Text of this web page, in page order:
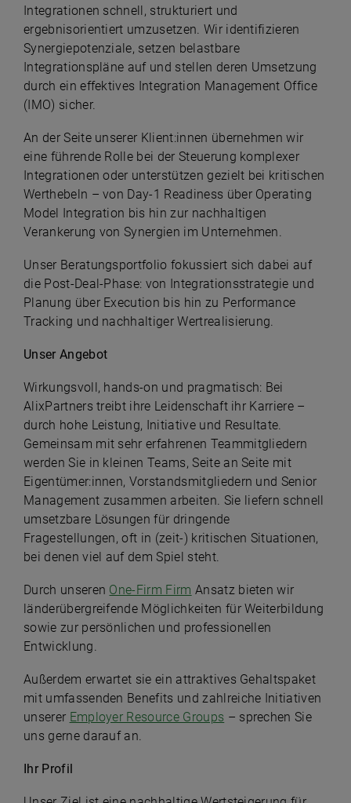
Integrationen schnell, strukturiert und
ergebnisorientiert umzusetzen. Wir identifizieren
Synergiepotenziale, setzen belastbare
Integrationspläne auf und stellen deren Umsetzung
durch ein effektives Integration Management Office
(IMO) sicher.
An der Seite unserer Klient:innen übernehmen wir
eine führende Rolle bei der Steuerung komplexer
Integrationen oder unterstützen gezielt bei kritischen
Werthebeln – von Day-1 Readiness über Operating
Model Integration bis hin zur nachhaltigen
Verankerung von Synergien im Unternehmen.
Unser Beratungsportfolio fokussiert sich dabei auf
die Post-Deal-Phase: von Integrationsstrategie und
Planung über Execution bis hin zu Performance
Tracking und nachhaltiger Wertrealisierung.
Unser Angebot
Wirkungsvoll, hands-on und pragmatisch: Bei
AlixPartners treibt ihre Leidenschaft ihr Karriere –
durch hohe Leistung, Initiative und Resultate.
Gemeinsam mit sehr erfahrenen Teammitgliedern
werden Sie in kleinen Teams, Seite an Seite mit
Eigentümer:innen, Vorstandsmitgliedern und Senior
Management zusammen arbeiten. Sie liefern schnell
umsetzbare Lösungen für dringende
Fragestellungen, oft in (zeit-) kritischen Situationen,
bei denen viel auf dem Spiel steht.
Durch unseren One-Firm Firm Ansatz bieten wir
länderübergreifende Möglichkeiten für Weiterbildung
sowie zur persönlichen und professionellen
Entwicklung.
Außerdem erwartet sie ein attraktives Gehaltspaket
mit umfassenden Benefits und zahlreiche Initiativen
unserer Employer Resource Groups – sprechen Sie
uns gerne darauf an.
Ihr Profil